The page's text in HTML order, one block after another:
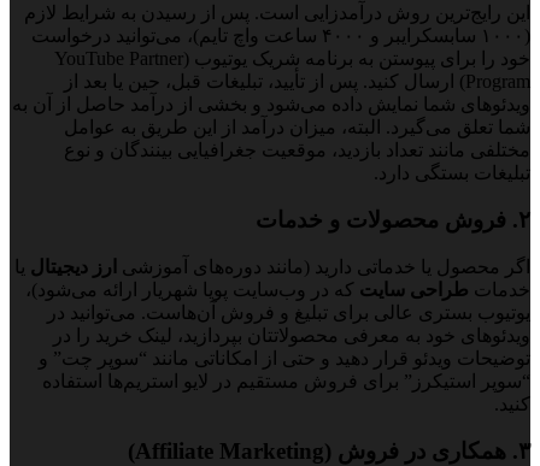
این رایج‌ترین روش درآمدزایی است. پس از رسیدن به شرایط لازم
(۱۰۰۰ سابسکرایبر و ۴۰۰۰ ساعت واچ تایم)، می‌توانید درخواست
خود را برای پیوستن به برنامه شریک یوتیوب (YouTube Partner
Program) ارسال کنید. پس از تأیید، تبلیغات قبل، حین یا بعد از
ویدئوهای شما نمایش داده می‌شود و بخشی از درآمد حاصل از آن به
شما تعلق می‌گیرد. البته، میزان درآمد از این طریق به عوامل
مختلفی مانند تعداد بازدید، موقعیت جغرافیایی بینندگان و نوع
تبلیغات بستگی دارد.
۲. فروش محصولات و خدمات
اگر محصول یا خدماتی دارید (مانند دوره‌های آموزشی ارز دیجیتال یا
خدمات طراحی سایت که در وب‌سایت پویا شهریار ارائه می‌شود)،
یوتیوب بستری عالی برای تبلیغ و فروش آن‌هاست. می‌توانید در
ویدئوهای خود به معرفی محصولاتتان بپردازید، لینک خرید را در
توضیحات ویدئو قرار دهید و حتی از امکاناتی مانند “سوپر چت” و
“سوپر استیکرز” برای فروش مستقیم در لایو استریم‌ها استفاده
کنید.
۳. همکاری در فروش (Affiliate Marketing)